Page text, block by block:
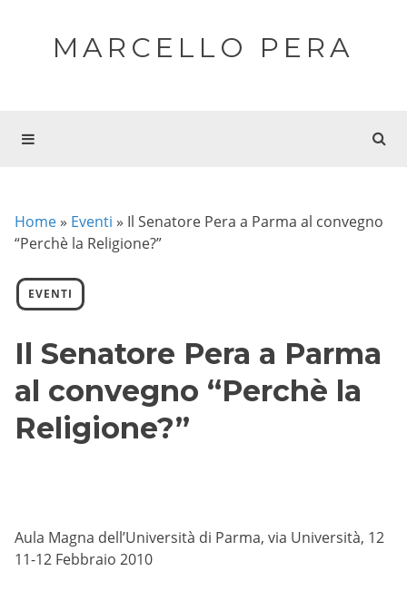
MARCELLO PERA
Home » Eventi » Il Senatore Pera a Parma al convegno
“Perchè la Religione?”
EVENTI
Il Senatore Pera a Parma
al convegno “Perchè la
Religione?”
Aula Magna dell’Università di Parma, via Università, 12
11-12 Febbraio 2010